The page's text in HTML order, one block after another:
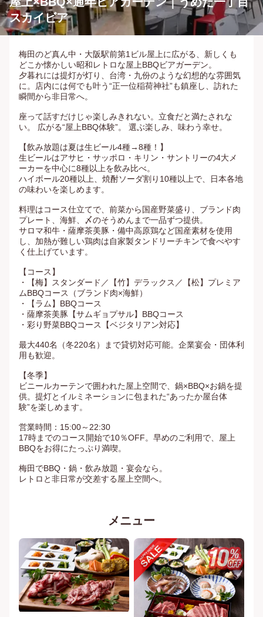
スカイビア
梅田のど真ん中・大阪駅前第1ビル屋上に広がる、新しくも
どこか懐かしい昭和レトロな屋上BBQビアガーデン。
夕暮れには提灯が灯り、台湾・九份のような幻想的な雰囲気
に。店内には何でも叶う“正一位稲荷神社”も鎮座し、訪れた
瞬間から非日常へ。
座って話すだけじゃ楽しみきれない。立食だと満たされな
い。 広がる“屋上BBQ体験”。 選ぶ楽しみ、味わう幸せ。
【飲み放題は夏は生ビール4種→8種！】
生ビールはアサヒ・サッポロ・キリン・サントリーの4大メ
ーカーを中心に8種以上を飲み比べ。
ハイボール20種以上、焼酎ソーダ割り10種以上で、日本各地
の味わいを楽しめます。
料理はコース仕立てで、前菜から国産野菜盛り、ブランド肉
プレート、海鮮、〆のそうめんまで一品ずつ提供。
サロマ和牛・薩摩茶美豚・備中高原鶏など国産素材を使用
し、加熱が難しい鶏肉は自家製タンドリーチキンで食べやす
く仕上げています。
【コース】
・【梅】スタンダード／【竹】デラックス／【松】プレミア
ムBBQコース（ブランド肉×海鮮）
・【ラム】BBQコース
・薩摩茶美豚【サムギョプサル】BBQコース
・彩り野菜BBQコース【ベジタリアン対応】
最大440名（冬220名）まで貸切対応可能。企業宴会・団体利
用も歓迎。
【冬季】
ビニールカーテンで囲われた屋上空間で、鍋×BBQ×お鍋を提
供。提灯とイルミネーションに包まれた“あったか屋台体
験”を楽しめます。
営業時間：15:00～22:30
17時までのコース開始で10％OFF。早めのご利用で、屋上
BBQをお得にたっぷり満喫。
梅田でBBQ・鍋・飲み放題・宴会なら。
レトロと非日常が交差する屋上空間へ。
メニュー